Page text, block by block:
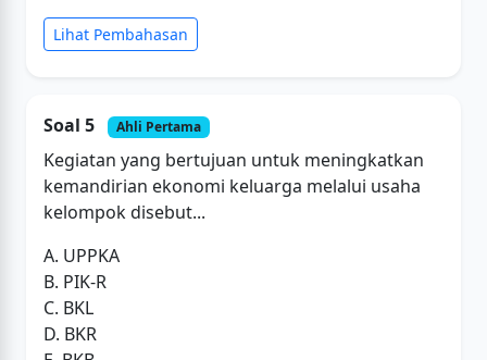
Lihat Pembahasan
Soal 5 Ahli Pertama
Kegiatan yang bertujuan untuk meningkatkan
kemandirian ekonomi keluarga melalui usaha
kelompok disebut...
A. UPPKA
B. PIK-R
C. BKL
D. BKR